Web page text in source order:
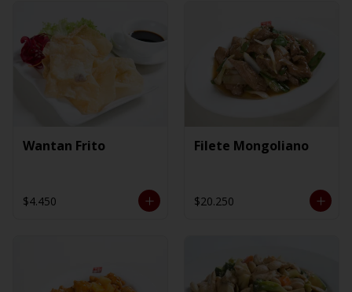
Wantan Frito
$4.450
Filete Mongoliano
$20.250